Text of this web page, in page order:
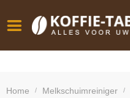
Home / Melkschuimreiniger /